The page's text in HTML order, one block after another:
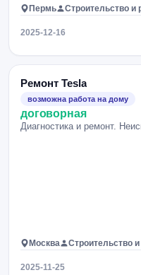
Пермь Строительство и
2025-12-16
Ремонт Tesla
возможна работа на дому
договорная
Диагностика и ремонт.
Москва Строительство
2025-11-25